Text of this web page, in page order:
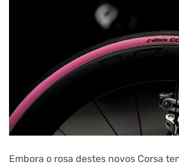
Embora o rosa destes novos Corsa